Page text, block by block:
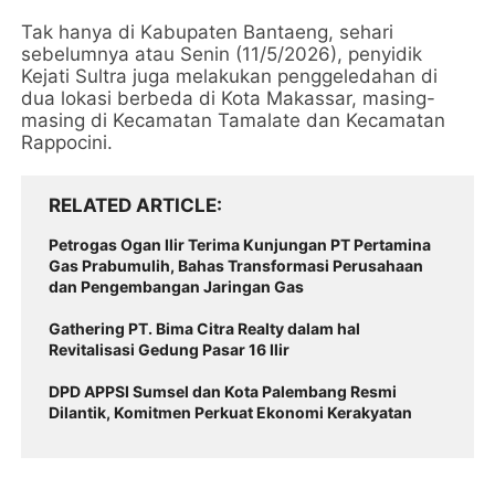
Tak hanya di Kabupaten Bantaeng, sehari
sebelumnya atau Senin (11/5/2026), penyidik
Kejati Sultra juga melakukan penggeledahan di
dua lokasi berbeda di Kota Makassar, masing-
masing di Kecamatan Tamalate dan Kecamatan
Rappocini.
RELATED ARTICLE
Petrogas Ogan Ilir Terima Kunjungan PT Pertamina
Gas Prabumulih, Bahas Transformasi Perusahaan
dan Pengembangan Jaringan Gas
Gathering PT. Bima Citra Realty dalam hal
Revitalisasi Gedung Pasar 16 Ilir
DPD APPSI Sumsel dan Kota Palembang Resmi
Dilantik, Komitmen Perkuat Ekonomi Kerakyatan